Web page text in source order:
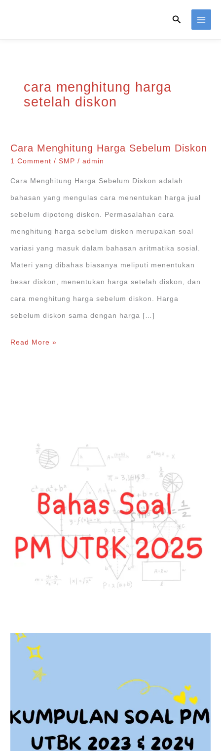
Search
cara menghitung harga
setelah diskon
Cara Menghitung Harga Sebelum Diskon
1 Comment /SMP /admin
Cara Menghitung Harga Sebelum Diskon adalah
bahasan yang mengulas cara menentukan harga jual
sebelum dipotong diskon. Permasalahan cara
menghitung harga sebelum diskon merupakan soal
variasi yang masuk dalam bahasan aritmatika sosial.
Materi yang dibahas biasanya meliputi menentukan
besar diskon, menentukan harga setelah diskon, dan
cara menghitung harga sebelum diskon. Harga
sebelum diskon sama dengan harga […]
Cara
Read More »